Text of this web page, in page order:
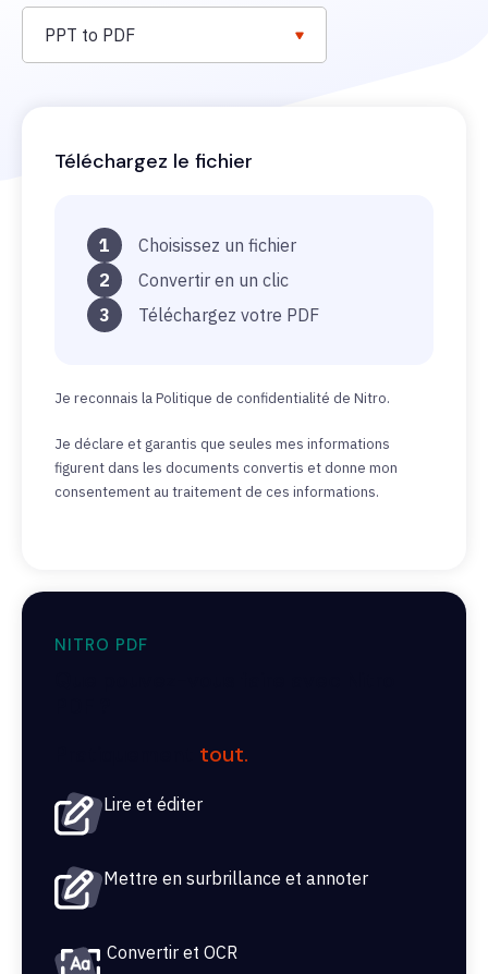
PPT to PDF
Téléchargez le fichier
1
Choisissez un fichier
2
Convertir en un clic
3
Téléchargez votre PDF
Je reconnais la Politique de confidentialité de Nitro.
Je déclare et garantis que seules mes informations
figurent dans les documents convertis et donne mon
consentement au traitement de ces informations.
NITRO PDF
tout.
Lire et éditer
Mettre en surbrillance et annoter
Convertir et OCR